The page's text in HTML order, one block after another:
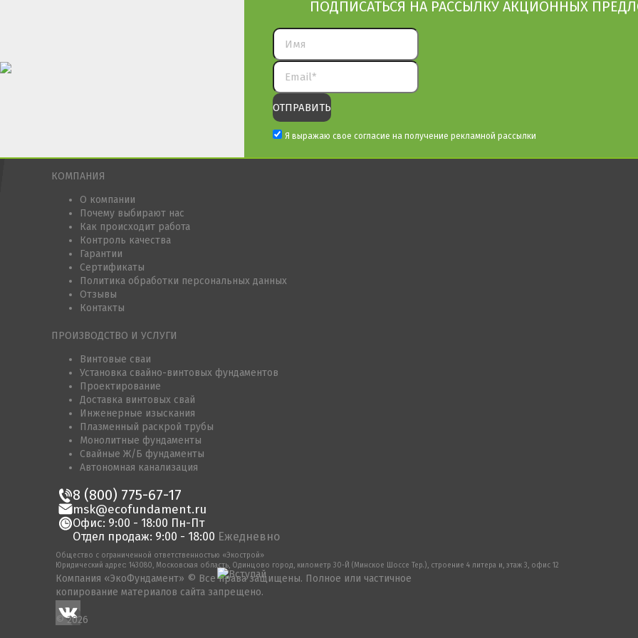
ПОДПИСАТЬСЯ НА РАССЫЛКУ АКЦИОННЫХ
Я выражаю свое согласие на получение рекламной рассылки
КОМПАНИЯ
О компании
Почему выбирают нас
Как происходит работа
Контроль качества
Гарантии
Сертификаты
Политика обработки персональных данных
Отзывы
Контакты
ПРОИЗВОДСТВО И УСЛУГИ
Винтовые сваи
Установка свайно-винтовых фундаментов
Проектирование
Доставка винтовых свай
Инженерные изыскания
Плазменный раскрой трубы
Монолитные фундаменты
Свайные Ж/Б фундаменты
Автономная канализация
8 (800) 775-67-17
msk@ecofundament.ru
Офис: 9:00 - 18:00 Пн-Пт
Отдел продаж: 9:00 - 18:00 Ежедневно
Общество с ограниченной ответственностью «Экострой»
Юридический адрес: 143080, Московская область, Одинцово город, километр 30-Й (Минское Шоссе Тер.), строение 4 литера и, этаж 3, офис 12
Компания «ЭкоФундамент» © Все права защищены. Полное или частичное
копирование материалов сайта запрещено.
© 2026